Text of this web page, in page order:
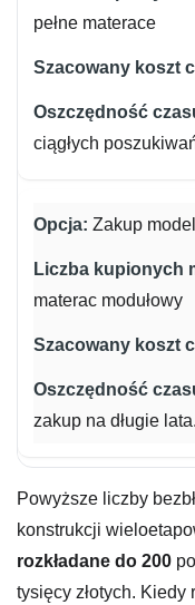
pełne materace
ciągłych
Zakup
materac modułowy
zakup na długie lata.
Powyższe liczby
konstrukcji
rozkładane do 200
tysięcy złotych.